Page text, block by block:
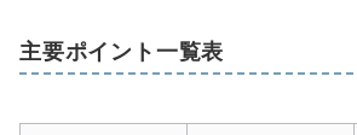
主要ポイント一覧表